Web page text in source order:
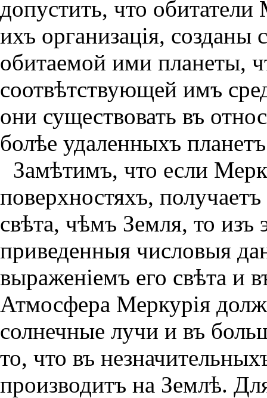
допустить, что
ихъ организацiя, созданы
обитаемой ими планеты,
соотвѣтствующей имъ
они существовать въ
болѣе удаленныхъ
Замѣтимъ, что если
поверхностяхъ,
свѣта, чѣмъ Земля, то изъ
приведенныя числовыя
выраженiемъ его свѣта и
Атмосфера Меркурiя
солнечные лучи и въ
то, что въ
производитъ на Землѣ.